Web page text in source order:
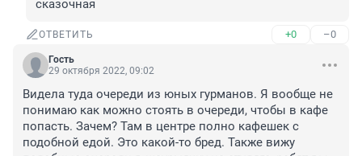
сказочная
ОТВЕТИТЬ +0 –0
Гость
29 октября 2022, 09:02
Видела туда очереди из юных гурманов. Я вообще не
понимаю как можно стоять в очереди, чтобы в кафе
попасть. Зачем? Там в центре полно кафешек с
подобной едой. Это какой-то бред. Также вижу